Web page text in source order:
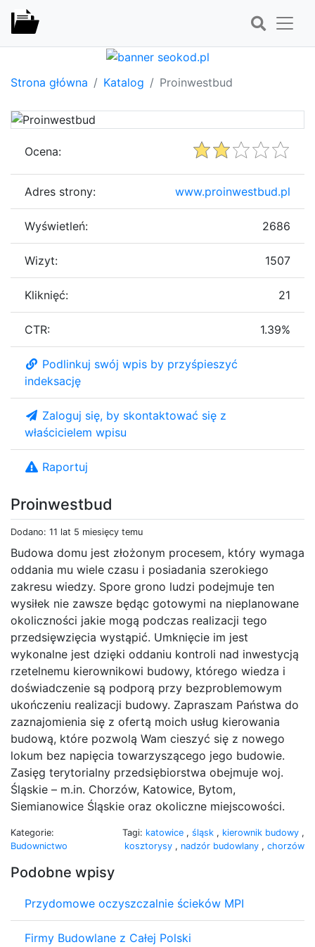
Strona główna Katalog Proinwestbud
Proinwestbud
Dodano: 11 lat 5 miesięcy temu
Budowa domu jest złożonym procesem, który wymaga
oddania mu wiele czasu i posiadania szerokiego
zakresu wiedzy. Spore grono ludzi podejmuje ten
wysiłek nie zawsze będąc gotowymi na nieplanowane
okoliczności jakie mogą podczas realizacji tego
przedsięwzięcia wystąpić. Umknięcie im jest
wykonalne jest dzięki oddaniu kontroli nad inwestycją
rzetelnemu kierownikowi budowy, którego wiedza i
doświadczenie są podporą przy bezproblemowym
ukończeniu realizacji budowy. Zapraszam Państwa do
zaznajomienia się z ofertą moich usług kierowania
budową, które pozwolą Wam cieszyć się z nowego
lokum bez napięcia towarzyszącego jego budowie.
Zasięg terytorialny przedsiębiorstwa obejmuje woj.
Śląskie – m.in. Chorzów, Katowice, Bytom,
Siemianowice Śląskie oraz okoliczne miejscowości.
Kategorie:
Budownictwo
Tagi: katowice , śląsk , kierownik budowy ,
kosztorysy , nadzór budowlany , chorzów
Podobne wpisy
Przydomowe oczyszczalnie ścieków MPI
Firmy Budowlane z Całej Polski
Ocena:
Adres strony: www.proinwestbud.pl
Wyświetleń: 2686
Wizyt: 1507
Kliknięć: 21
CTR: 1.39%
Podlinkuj swój wpis by przyśpieszyć
indeksację
Zaloguj się, by skontaktować się z
właścicielem wpisu
Raportuj